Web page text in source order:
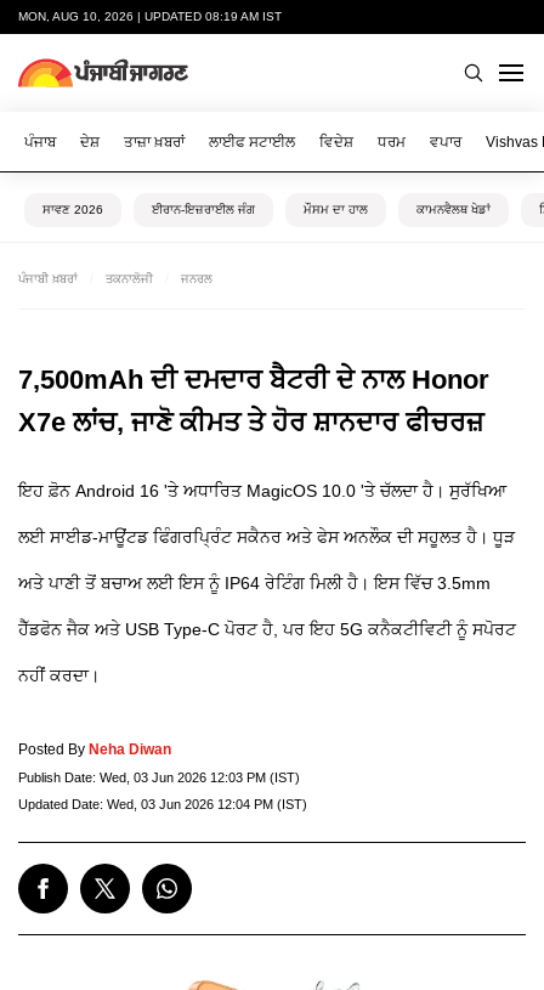
MON, AUG 10, 2026 | UPDATED 08:19 AM IST
ਪੰਜਾਬ ਦੇਸ਼ ਤਾਜ਼ਾ ਖ਼ਬਰਾਂ ਲਾਈਫ ਸਟਾਈਲ ਵਿਦੇਸ਼ ਧਰਮ ਵਪਾਰ Vishvas
ਸਾਵਣ 2026 ਈਰਾਨ-ਇਜ਼ਰਾਈਲ ਜੰਗ ਮੌਸਮ ਦਾ ਹਾਲ ਕਾਮਨਵੈਲਥ ਖੇਡਾਂ
ਪੰਜਾਬੀ ਖ਼ਬਰਾਂ ਤਕਨਾਲੋਜੀ ਜਨਰਲ
7,500mAh ਦੀ ਦਮਦਾਰ ਬੈਟਰੀ ਦੇ ਨਾਲ Honor
X7e ਲਾਂਚ, ਜਾਣੋ ਕੀਮਤ ਤੇ ਹੋਰ ਸ਼ਾਨਦਾਰ ਫੀਚਰਜ਼
ਇਹ ਫ਼ੋਨ Android 16 'ਤੇ ਅਧਾਰਿਤ MagicOS 10.0 'ਤੇ ਚੱਲਦਾ ਹੈ। ਸੁਰੱਖਿਆ
ਲਈ ਸਾਈਡ-ਮਾਊਂਟਡ ਫਿੰਗਰਪ੍ਰਿੰਟ ਸਕੈਨਰ ਅਤੇ ਫੇਸ ਅਨਲੌਕ ਦੀ ਸਹੂਲਤ ਹੈ। ਧੂੜ
ਅਤੇ ਪਾਣੀ ਤੋਂ ਬਚਾਅ ਲਈ ਇਸ ਨੂੰ IP64 ਰੇਟਿੰਗ ਮਿਲੀ ਹੈ। ਇਸ ਵਿੱਚ 3.5mm
ਹੈੱਡਫੋਨ ਜੈਕ ਅਤੇ USB Type-C ਪੋਰਟ ਹੈ, ਪਰ ਇਹ 5G ਕਨੈਕਟੀਵਿਟੀ ਨੂੰ ਸਪੋਰਟ
ਨਹੀਂ ਕਰਦਾ।
Posted By Neha Diwan
Publish Date: Wed, 03 Jun 2026 12:03 PM (IST)
Updated Date: Wed, 03 Jun 2026 12:04 PM (IST)